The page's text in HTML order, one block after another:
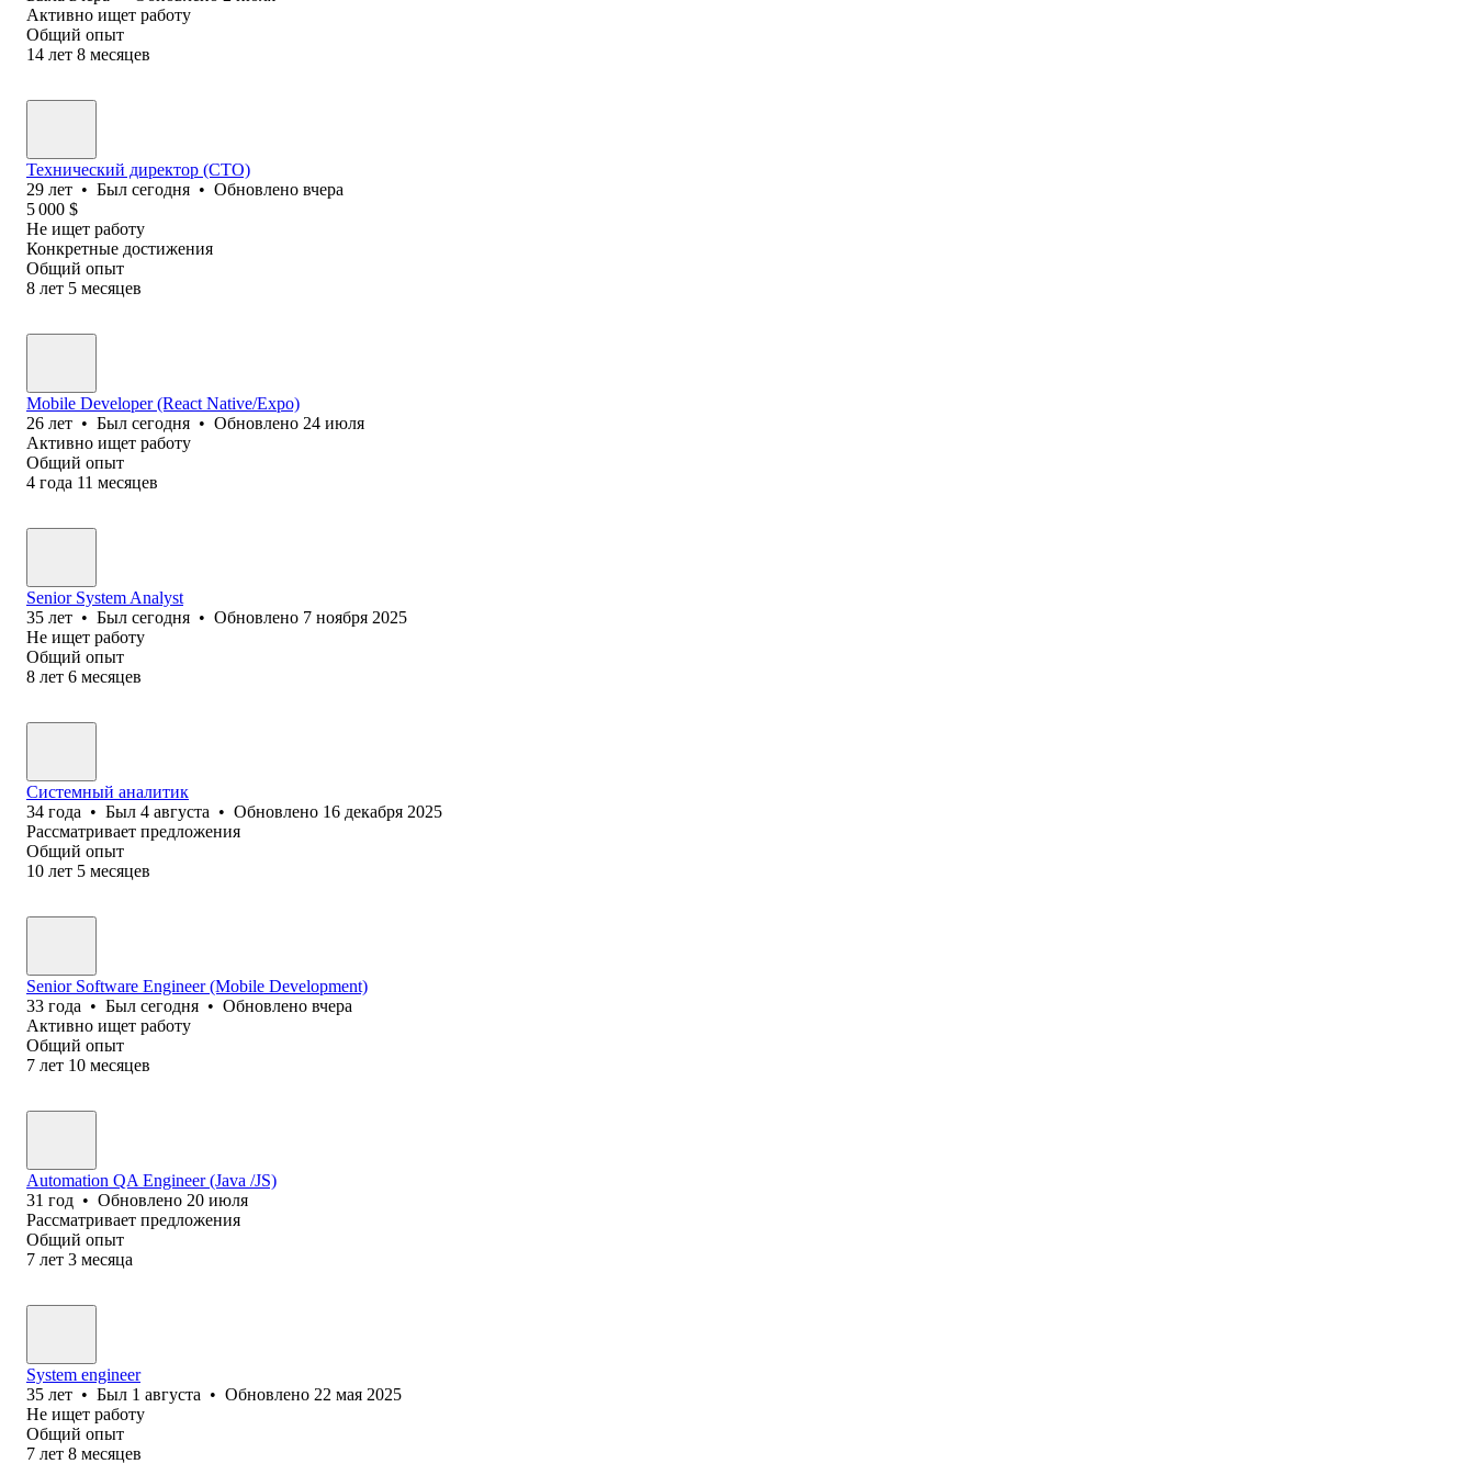
Активно ищет работу
Общий опыт
14 лет 8 месяцев
Технический директор (CTO)
29 лет • Был сегодня • Обновлено вчера
5 000 $
Не ищет работу
Конкретные достижения
Общий опыт
8 лет 5 месяцев
Mobile Developer (React Native/Expo)
26 лет • Был сегодня • Обновлено 24 июля
Активно ищет работу
Общий опыт
4 года 11 месяцев
Senior System Analyst
35 лет • Был сегодня • Обновлено 7 ноября 2025
Не ищет работу
Общий опыт
8 лет 6 месяцев
Системный аналитик
34 года • Был 4 августа • Обновлено 16 декабря 2025
Рассматривает предложения
Общий опыт
10 лет 5 месяцев
Senior Software Engineer (Mobile Development)
33 года • Был сегодня • Обновлено вчера
Активно ищет работу
Общий опыт
7 лет 10 месяцев
Automation QA Engineer (Java /JS)
31 год • Обновлено 20 июля
Рассматривает предложения
Общий опыт
7 лет 3 месяца
System engineer
35 лет • Был 1 августа • Обновлено 22 мая 2025
Не ищет работу
Общий опыт
7 лет 8 месяцев